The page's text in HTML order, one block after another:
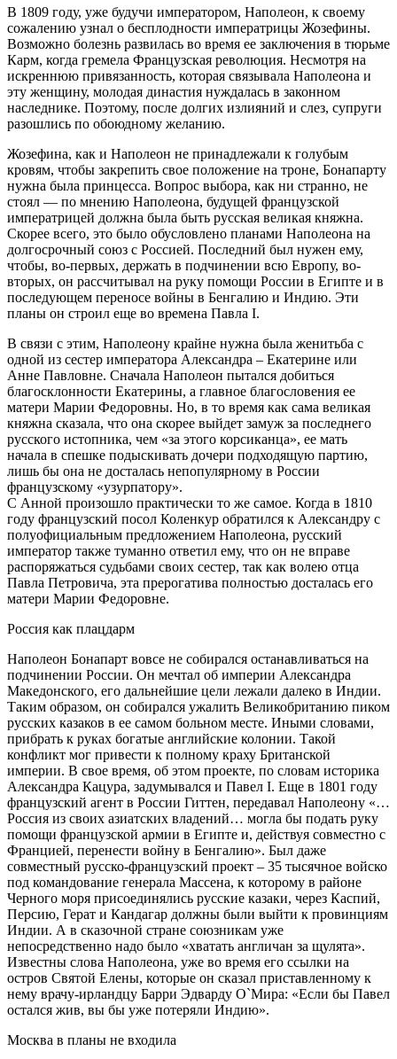
В 1809 году, уже будучи императором, Наполеон, к своему
сожалению узнал о бесплодности императрицы Жозефины.
Возможно болезнь развилась во время ее заключения в тюрьме
Карм, когда гремела Французская революция. Несмотря на
искреннюю привязанность, которая связывала Наполеона и
эту женщину, молодая династия нуждалась в законном
наследнике. Поэтому, после долгих излияний и слез, супруги
разошлись по обоюдному желанию.
Жозефина, как и Наполеон не принадлежали к голубым
кровям, чтобы закрепить свое положение на троне, Бонапарту
нужна была принцесса. Вопрос выбора, как ни странно, не
стоял — по мнению Наполеона, будущей французской
императрицей должна была быть русская великая княжна.
Скорее всего, это было обусловлено планами Наполеона на
долгосрочный союз с Россией. Последний был нужен ему,
чтобы, во-первых, держать в подчинении всю Европу, во-
вторых, он рассчитывал на руку помощи России в Египте и в
последующем переносе войны в Бенгалию и Индию. Эти
планы он строил еще во времена Павла I.
В связи с этим, Наполеону крайне нужна была женитьба с
одной из сестер императора Александра – Екатерине или
Анне Павловне. Сначала Наполеон пытался добиться
благосклонности Екатерины, а главное благословения ее
матери Марии Федоровны. Но, в то время как сама великая
княжна сказала, что она скорее выйдет замуж за последнего
русского истопника, чем «за этого корсиканца», ее мать
начала в спешке подыскивать дочери подходящую партию,
лишь бы она не досталась непопулярному в России
французскому «узурпатору».
С Анной произошло практически то же самое. Когда в 1810
году французский посол Коленкур обратился к Александру с
полуофициальным предложением Наполеона, русский
император также туманно ответил ему, что он не вправе
распоряжаться судьбами своих сестер, так как волею отца
Павла Петровича, эта прерогатива полностью досталась его
матери Марии Федоровне.
Россия как плацдарм
Наполеон Бонапарт вовсе не собирался останавливаться на
подчинении России. Он мечтал об империи Александра
Македонского, его дальнейшие цели лежали далеко в Индии.
Таким образом, он собирался ужалить Великобританию пиком
русских казаков в ее самом больном месте. Иными словами,
прибрать к руках богатые английские колонии. Такой
конфликт мог привести к полному краху Британской
империи. В свое время, об этом проекте, по словам историка
Александра Кацура, задумывался и Павел I. Еще в 1801 году
французский агент в России Гиттен, передавал Наполеону «…
Россия из своих азиатских владений… могла бы подать руку
помощи французской армии в Египте и, действуя совместно с
Францией, перенести войну в Бенгалию». Был даже
совместный русско-французский проект – 35 тысячное войско
под командование генерала Массена, к которому в районе
Черного моря присоединялись русские казаки, через Каспий,
Персию, Герат и Кандагар должны были выйти к провинциям
Индии. А в сказочной стране союзникам уже
непосредственно надо было «хватать англичан за щулята».
Известны слова Наполеона, уже во время его ссылки на
остров Святой Елены, которые он сказал приставленному к
нему врачу-ирландцу Барри Эдварду О`Мира: «Если бы Павел
остался жив, вы бы уже потеряли Индию».
Москва в планы не входила